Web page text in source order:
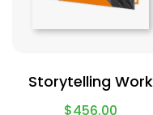
Storytelling Work
$456.00